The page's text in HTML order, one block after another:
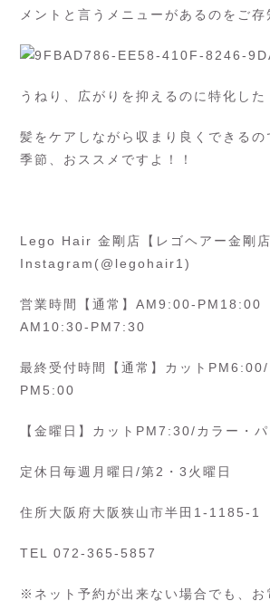
メントと言うメニューがあるのをご存
うねり、広がりを抑えるのに特化した
髪をケアしながら収まり良くできる
季節、おススメですよ！！
Lego Hair 金剛店【レゴヘアー金剛店
Instagram(@legohair1)
営業時間【通常】AM9:00-PM18:00
AM10:30-PM7:30
最終受付時間【通常】カットPM6:00/
PM5:00
【金曜日】カットPM7:30/カラー・
定休日毎週月曜日/第2・3火曜日
住所大阪府大阪狭山市半田1-1185-1
TEL 072-365-5857
※ネット予約が出来ない場合でも、お